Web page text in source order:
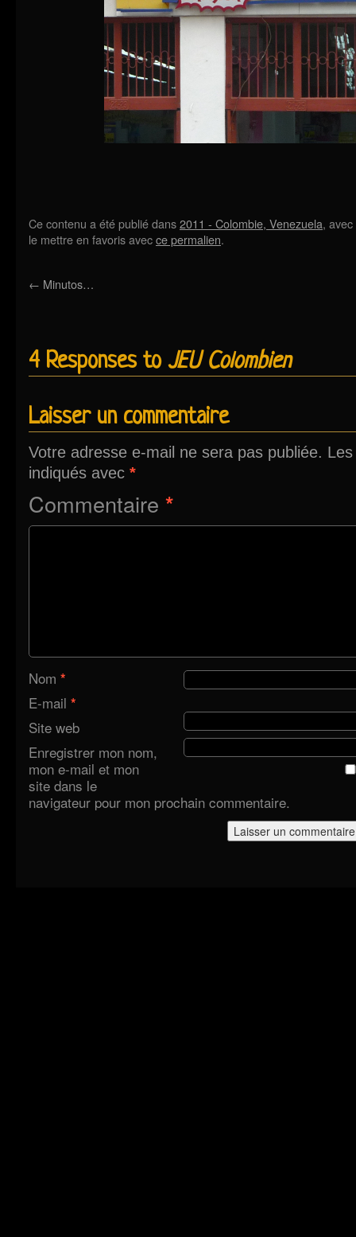
Ce contenu a été publié dans2011 - Colombie, Venezuela,
le mettre en favoris avecce permalien.
← Minutos…
4 Responses to JEU Colombien
Laisser un commentaire
Votre adresse e-mail ne sera pas publiée.
indiqués avec *
Commentaire *
Nom *
E-mail *
Site web
Enregistrer mon nom,
mon e-mail et mon
site dans le
navigateur pour mon prochain commentaire.